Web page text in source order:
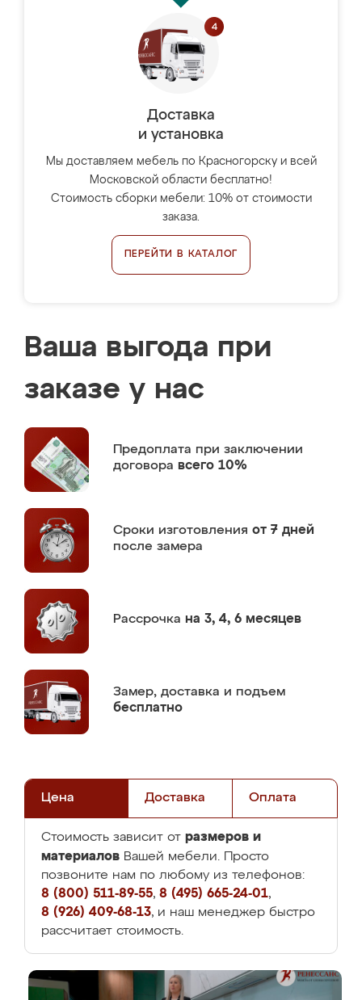
Доставка
и установка
Мы доставляем мебель по Красногорску и всей
Московской области бесплатно!
Стоимость сборки мебели: 10% от стоимости
заказа.
ПЕРЕЙТИ В КАТАЛОГ
Ваша выгода при
заказе у нас
Предоплата при заключении
договора всего 10%
Сроки изготовления от 7 дней
после замера
Рассрочка на 3, 4, 6 месяцев
Замер, доставка и подъем
бесплатно
Цена Доставка Оплата
Стоимость зависит от размеров и
материалов Вашей мебели. Просто
позвоните нам по любому из телефонов:
8 (800) 511-89-55, 8 (495) 665-24-01,
8 (926) 409-68-13, и наш менеджер быстро
рассчитает стоимость.